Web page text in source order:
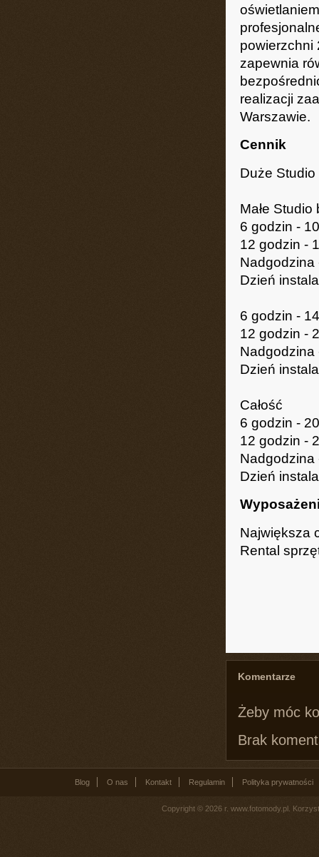
powierzchni
zapewnia
realizacji
Warszawie.
Cennik
Duże
Małe
6 godzin -
12 godzin -
Nadgodzina
Dzień
6 godzin -
12 godzin -
Nadgodzina
Dzień
Całość
6 godzin -
12 godzin -
Nadgodzina
Dzień
Największa
Rental
Komentarze
Żeby móc
Brak
Blog O nas Kontakt Regulamin Polityka prywatności
Copyright © 2026 r. www.fotomody.pl.